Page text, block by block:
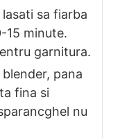
sa fiarba
15 minute.
garnitura.
pana
fina si
nu